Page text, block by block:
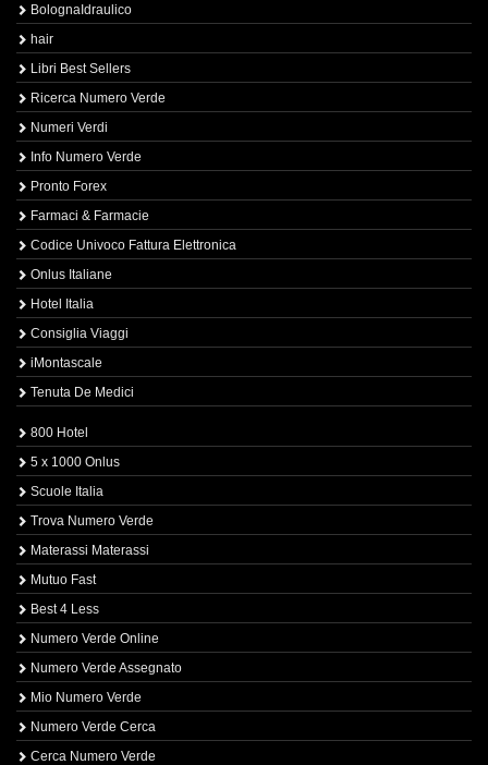
BolognaIdraulico
hair
Libri Best Sellers
Ricerca Numero Verde
Numeri Verdi
Info Numero Verde
Pronto Forex
Farmaci & Farmacie
Codice Univoco Fattura Elettronica
Onlus Italiane
Hotel Italia
Consiglia Viaggi
iMontascale
Tenuta De Medici
800 Hotel
5 x 1000 Onlus
Scuole Italia
Trova Numero Verde
Materassi Materassi
Mutuo Fast
Best 4 Less
Numero Verde Online
Numero Verde Assegnato
Mio Numero Verde
Numero Verde Cerca
Cerca Numero Verde